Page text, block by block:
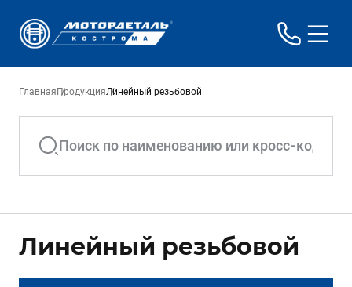
ГлавнаяПродукцияЛинейный резьбовой
Линейный резьбовой